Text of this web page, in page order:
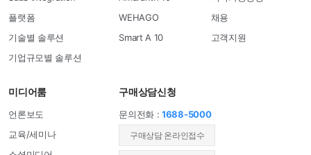
플랫폼
기술별 솔루션
기업규모별 솔루션
WEHAGO
Smart A 10
채용
고객지원
미디어룸
언론보도
교육/세미나
구매상담신청
문의전화 :1688-5000
​구매상담 온라인접수